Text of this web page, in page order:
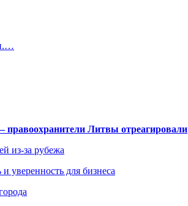
Литвы отреагировали
из-за рубежа
уверенность для бизнеса